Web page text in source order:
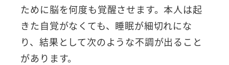
ために脳を何度も覚醒させます。本人は起
きた自覚がなくても、睡眠が細切れにな
り、結果として次のような不調が出ること
があります。